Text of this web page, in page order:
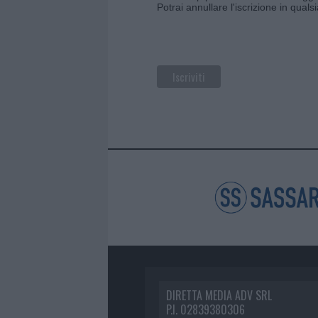
Potrai annullare l'iscrizione in
DIRETTA MEDIA ADV SRL
P.I. 02839380306